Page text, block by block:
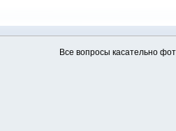
Все вопросы касательно